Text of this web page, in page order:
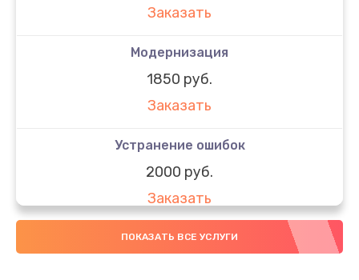
Заказать
Модернизация
1850 руб.
Заказать
Устранение ошибок
2000 руб.
Заказать
Ремонт после залития
ПОКАЗАТЬ ВСЕ УСЛУГИ